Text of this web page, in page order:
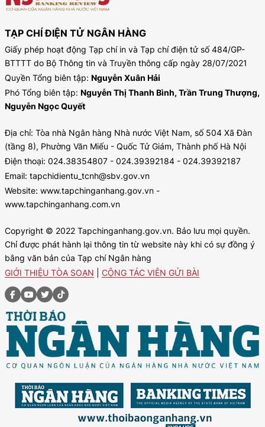
TẠP CHÍ ĐIỆN TỬ NGÂN HÀNG
Giấy phép hoạt động Tạp chí in và Tạp chí điện tử số 484/GP-
BTTTT do Bộ Thông tin và Truyền thông cấp ngày 28/07/2021
Quyền Tổng biên tập: Nguyễn Xuân Hải
Phó Tổng biên tập: Nguyễn Thị Thanh Bình, Trần Trung Thượng,
Nguyễn Ngọc Quyết
Địa chỉ: Tòa nhà Ngân hàng Nhà nước Việt Nam, số 504 Xã Đàn
(tầng 8), Phường Văn Miếu - Quốc Tử Giám, Thành phố Hà Nội
Điện thoại: 024.38354807 - 024.39392184 - 024.39392187
Email: tapchidientu_tcnh@sbv.gov.vn
Website: www.tapchinganhang.gov.vn -
www.tapchinganhang.com.vn
Copyright © 2022 Tapchinganhang.gov.vn. Bảo lưu mọi quyền.
Chỉ được phát hành lại thông tin từ website này khi có sự đồng ý
bằng văn bản của Tạp chí Ngân hàng
GIỚI THIỆU TÒA SOẠN
CỘNG TÁC VIÊN GỬI BÀI